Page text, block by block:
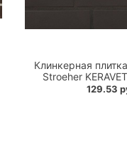
Клинкерная
Stroeher
129.53